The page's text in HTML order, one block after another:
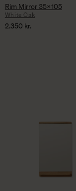
Rim Mirror 35×105
White Oak
2.350 kr.